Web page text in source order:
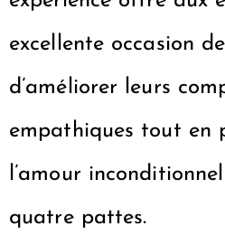
excellente occasion
d’améliorer leurs
empathiques tout en
l’amour
quatre pattes.